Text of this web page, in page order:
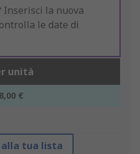
Inserisci la nuova
le date di
unità
€
tua lista